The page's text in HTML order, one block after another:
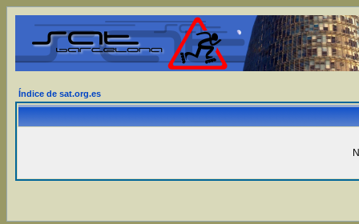
Índice de sat.org.es